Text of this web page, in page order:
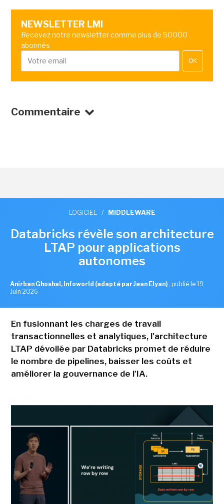
NEWSLETTER LMI
Recevez notre newsletter comme plus de 50000
abonnés
OK
Commentaire
LOGICIEL / MIDDLEWARE
Databricks révèle son architecture
LTAP pour applications
autonomes
Anirban Ghoshal, Infoworld (adapté par Jean Elyan) , publié le 19
Juin 2026
En fusionnant les charges de travail
transactionnelles et analytiques, l'architecture
LTAP dévoilée par Databricks promet de réduire
le nombre de pipelines, baisser les coûts et
améliorer la gouvernance de l'IA.